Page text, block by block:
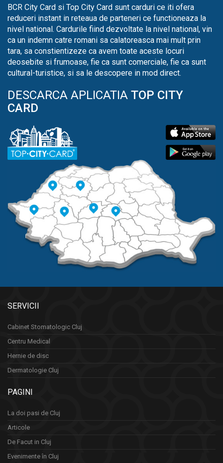
BCR City Card si Top City Card sunt carduri ce iti ofera
reduceri instant in reteaua de parteneri ce functioneaza la
nivel national. Cardurile fiind dezvoltate la nivel national, vin
ca un indemn catre romani sa calatoreasca mai mult prin
tara, sa constientizeze ca avem toate aceste locuri
deosebite si frumoase, fie ca sunt comerciale, fie ca sunt
cultural-turistice, si sa le descopere in mod direct.
DESCARCA APLICATIA TOP CITY
CARD
SERVICII
Cabinet Stomatologic Cluj
Centru Medical
Hernie de disc
Dermatologie Cluj
PAGINI
La doi pasi de Cluj
Articole
De Facut in Cluj
Evenimente în Cluj